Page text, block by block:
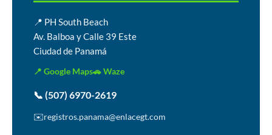
📍 PH South Beach
Av. Balboa y Calle 39 Este
Ciudad de Panamá
📍 Google Maps🚗 Waze
📞 (507) 6970-2619
✉️registros.panama@enlacegt.com